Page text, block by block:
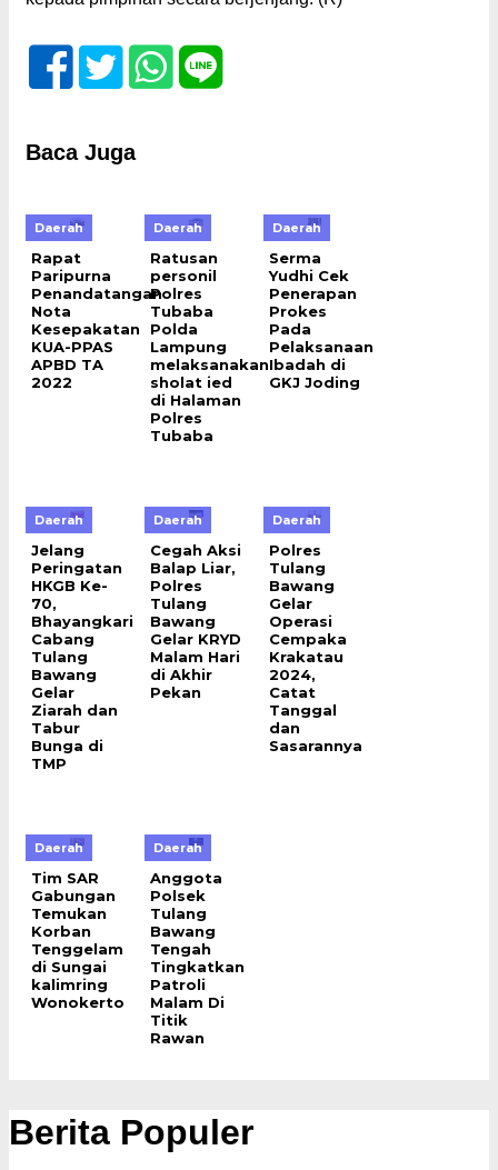
Baca Juga
Daerah
Rapat
Paripurna
Penandatangan
Nota
Kesepakatan
KUA-PPAS
APBD TA
2022
Daerah
Ratusan
personil
Polres
Tubaba
Polda
Lampung
melaksanakan
sholat ied
di Halaman
Polres
Tubaba
Daerah
Serma
Yudhi Cek
Penerapan
Prokes
Pada
Pelaksanaan
Ibadah di
GKJ Joding
Daerah
Jelang
Peringatan
HKGB Ke-
70,
Bhayangkari
Cabang
Tulang
Bawang
Gelar
Ziarah dan
Tabur
Bunga di
TMP
Daerah
Cegah Aksi
Balap Liar,
Polres
Tulang
Bawang
Gelar KRYD
Malam Hari
di Akhir
Pekan
Daerah
Polres
Tulang
Bawang
Gelar
Operasi
Cempaka
Krakatau
2024,
Catat
Tanggal
dan
Sasarannya
Daerah
Tim SAR
Gabungan
Temukan
Korban
Tenggelam
di Sungai
kalimring
Wonokerto
Daerah
Anggota
Polsek
Tulang
Bawang
Tengah
Tingkatkan
Patroli
Malam Di
Titik
Rawan
Berita Populer